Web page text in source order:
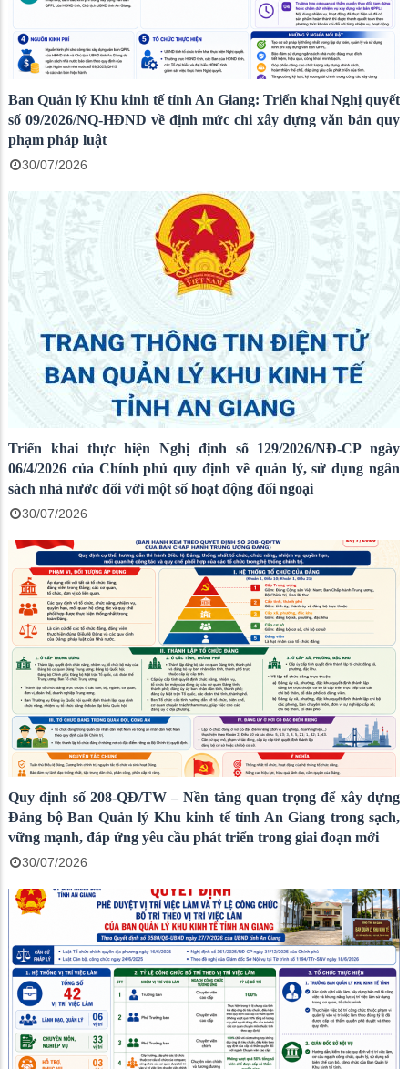
Ban Quản lý Khu kinh tế tỉnh An Giang: Triển khai Nghị quyết
số 09/2026/NQ-HĐND về định mức chi xây dựng văn bản quy
phạm pháp luật
30/07/2026
Triển khai thực hiện Nghị định số 129/2026/NĐ-CP ngày
06/4/2026 của Chính phủ quy định về quản lý, sử dụng ngân
sách nhà nước đối với một số hoạt động đối ngoại
30/07/2026
Quy định số 208-QĐ/TW – Nền tảng quan trọng để xây dựng
Đảng bộ Ban Quản lý Khu kinh tế tỉnh An Giang trong sạch,
vững mạnh, đáp ứng yêu cầu phát triển trong giai đoạn mới
30/07/2026